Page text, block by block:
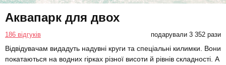
Аквапарк для двох
186 відгуків подарували 3 352 рази
Відвідувачам видадуть надувні круги та спеціальні килимки. Вони
покатаються на водних гірках різної висоти й рівнів складності. А